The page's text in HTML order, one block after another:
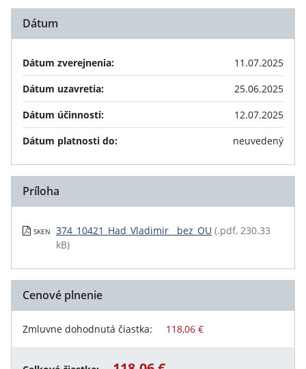
Dátum
Dátum zverejnenia:
11.07.2025
Dátum uzavretia:
25.06.2025
Dátum účinnosti:
12.07.2025
Dátum platnosti do:
neuvedený
Príloha
SKEN 374_10421_Had_Vladimir__bez_OU (.pdf, 230.33
kB)
Cenové plnenie
Zmluvne dohodnutá čiastka: 118,06 €